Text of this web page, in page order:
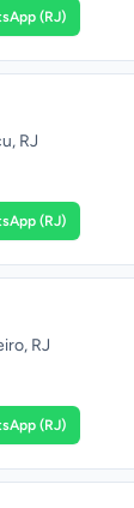
(RJ)
RJ
(RJ)
RJ
(RJ)